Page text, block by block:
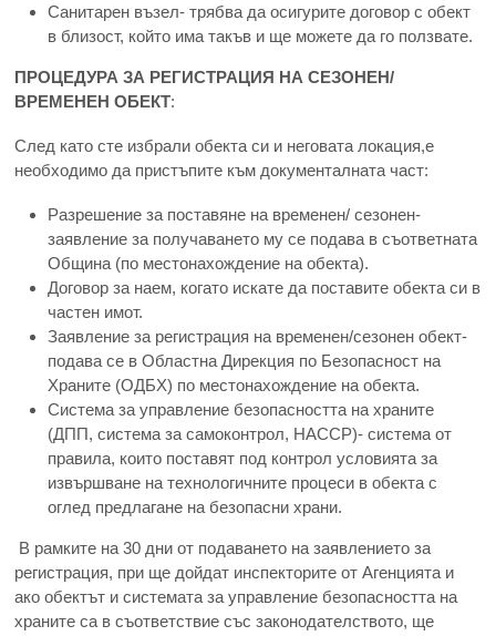
Санитарен възел- трябва да осигурите договор с обект
в близост, който има такъв и ще можете да го ползвате.
ПРОЦЕДУРА ЗА РЕГИСТРАЦИЯ НА СЕЗОНЕН/
ВРЕМЕНЕН ОБЕКТ:
След като сте избрали обекта си и неговата локация,е
необходимо да пристъпите към документалната част:
Разрешение за поставяне на временен/ сезонен-
заявление за получаването му се подава в съответната
Община (по местонахождение на обекта).
Договор за наем, когато искате да поставите обекта си в
частен имот.
Заявление за регистрация на временен/сезонен обект-
подава се в Областна Дирекция по Безопасност на
Храните (ОДБХ) по местонахождение на обекта.
Система за управление безопасността на храните
(ДПП, система за самоконтрол, НАССР)- система от
правила, които поставят под контрол условията за
извършване на технологичните процеси в обекта с
оглед предлагане на безопасни храни.
В рамките на 30 дни от подаването на заявлението за
регистрация, при ще дойдат инспекторите от Агенцията и
ако обектът и системата за управление безопасността на
храните са в съответствие със законодателството, ще